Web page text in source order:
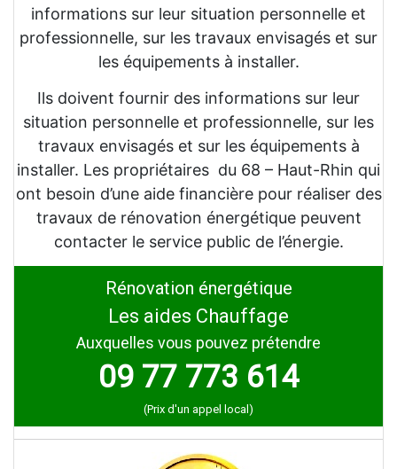
informations sur leur situation personnelle et
professionnelle, sur les travaux envisagés et sur
les équipements à installer.
Ils doivent fournir des informations sur leur
situation personnelle et professionnelle, sur les
travaux envisagés et sur les équipements à
installer. Les propriétaires du 68 – Haut-Rhin qui
ont besoin d’une aide financière pour réaliser des
travaux de rénovation énergétique peuvent
contacter le service public de l’énergie.
Rénovation énergétique
Les aides Chauffage
Auxquelles vous pouvez prétendre
09 77 773 614
(Prix d'un appel local)